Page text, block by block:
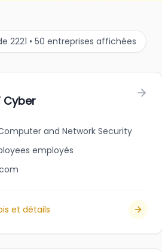
2221 • 50 entreprises affichées
Cyber
and Network Security
employés
et détails